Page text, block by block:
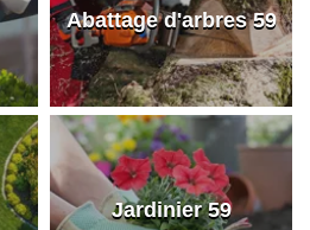
Abattage d'arbres 59
Jardinier 59